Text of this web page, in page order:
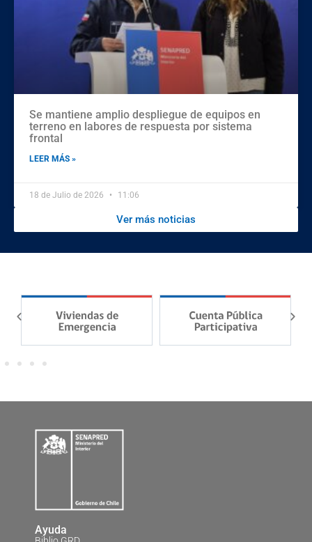
Se mantiene amplio despliegue de equipos en
terreno en labores de respuesta por sistema
frontal
LEER MÁS »
18 de Julio de 2026 11:06
Ver más noticias
Ayuda